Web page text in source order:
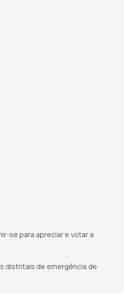
se para apreciar e votar a
distritais de emergência de